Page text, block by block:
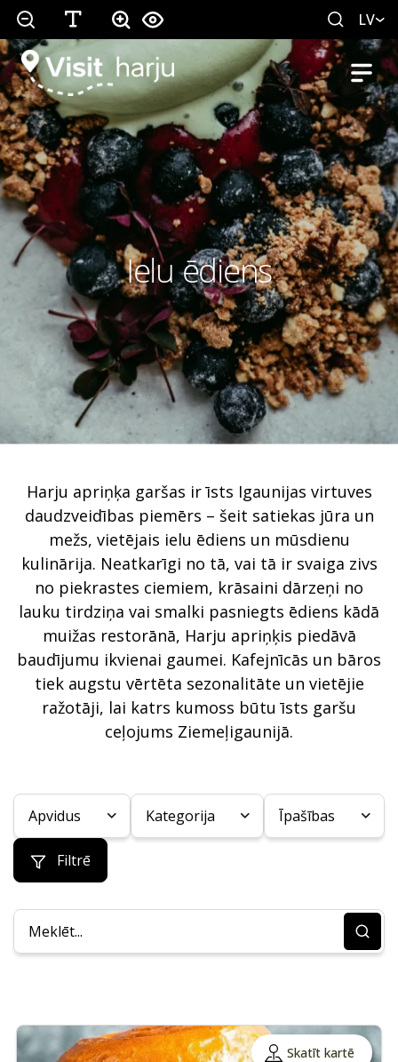
LV
Ielu ēdiens
Harju apriņķa garšas ir īsts Igaunijas virtuves
daudzveidības piemērs – šeit satiekas jūra un
mežs, vietējais ielu ēdiens un mūsdienu
kulinārija. Neatkarīgi no tā, vai tā ir svaiga zivs
no piekrastes ciemiem, krāsaini dārzeņi no
lauku tirdziņa vai smalki pasniegts ēdiens kādā
muižas restorānā, Harju apriņķis piedāvā
baudījumu ikvienai gaumei. Kafejnīcās un bāros
tiek augstu vērtēta sezonalitāte un vietējie
ražotāji, lai katrs kumoss būtu īsts garšu
ceļojums Ziemeļigaunijā.
Apvidus Kategorija Īpašības
Filtrē
Skatīt kartē